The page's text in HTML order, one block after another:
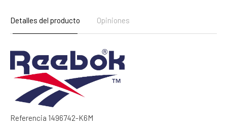
Detalles del producto Opiniones
Referencia 1496742-K6M